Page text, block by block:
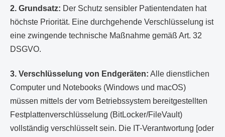
2. Grundsatz: Der Schutz sensibler Patientendaten hat
höchste Priorität. Eine durchgehende Verschlüsselung ist
eine zwingende technische Maßnahme gemäß Art. 32
DSGVO.
3. Verschlüsselung von Endgeräten: Alle dienstlichen
Computer und Notebooks (Windows und macOS)
müssen mittels der vom Betriebssystem bereitgestellten
Festplattenverschlüsselung (BitLocker/FileVault)
vollständig verschlüsselt sein. Die IT-Verantwortung [oder